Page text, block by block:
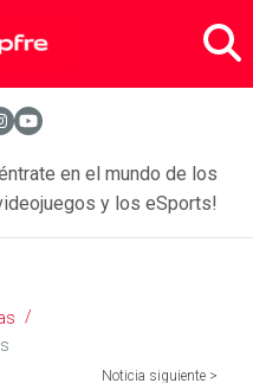
en el mundo de los
y los eSports!
Noticia siguiente >